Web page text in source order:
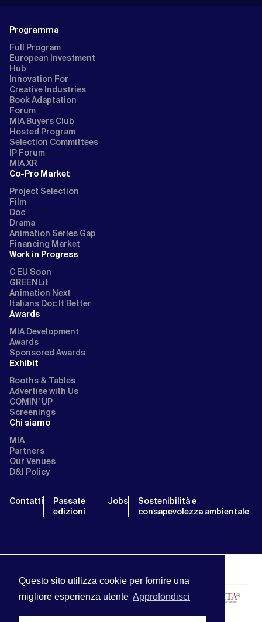
Questo sito utilizza cookie per fornire una
migliore esperienza utente Approfondisci
Programma
Full Program
European Investment
Hub
Innovation For
Creative Industries
Book Adaptation
Forum
MIA Buyers Club
Hosted Program
Selection Committees
IP Forum
MIA XR
Co-Pro Market
Project Selection
Film
Doc
Drama
Animation Series Gap
Financing Market
Work in Progress
C EU Soon
GREENLit
Animation Next
Italians Doc It Better
Awards
MIA Development
Awards
Sponsored Awards
Exhibit
Booths & Tables
Advertise with Us
COMIN’ UP
Screenings
Chi siamo
MIA
Partners
Our Venues
D&I Policy
Contatti
Passate
edizioni
Jobs
Sostenibilità e
consapevolezza ambientale